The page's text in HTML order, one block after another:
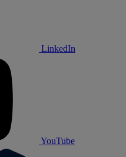
LinkedIn
YouTube